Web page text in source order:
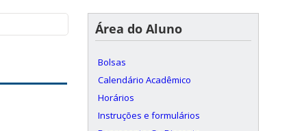
Área do Aluno
Bolsas
Calendário Acadêmico
Horários
Instruções e formulários